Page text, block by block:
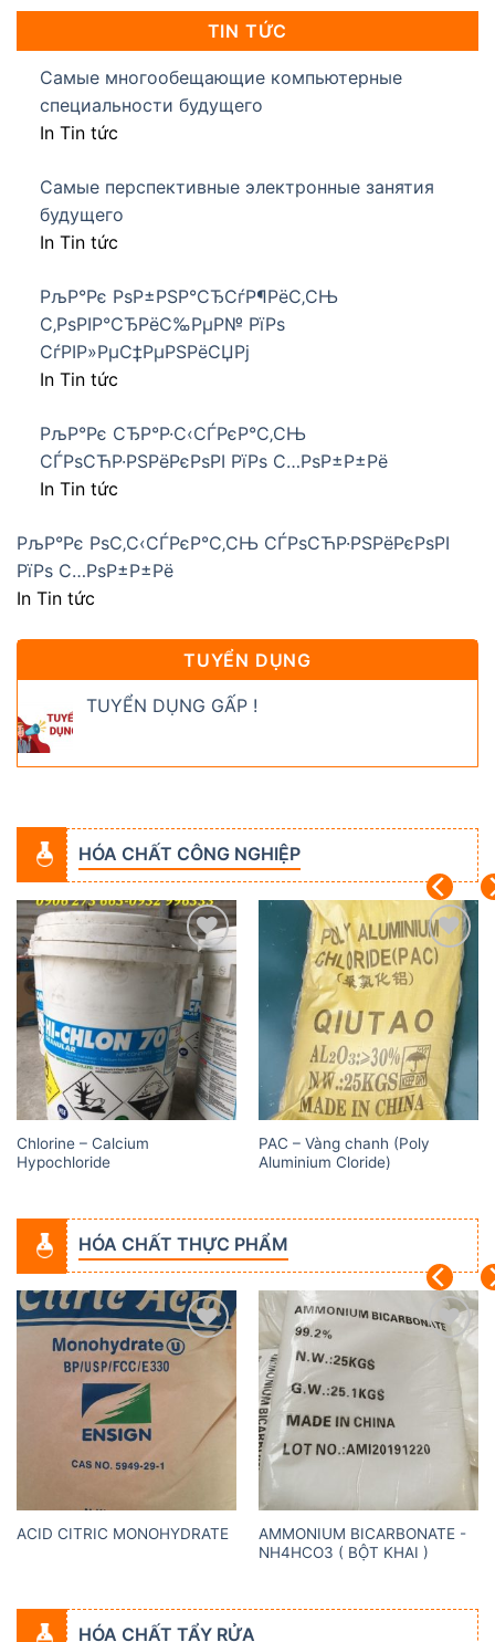
TIN TỨC
Самые многообещающие компьютерные
специальности будущего
In Tin tức
Самые перспективные электронные занятия
будущего
In Tin tức
РљР°Рє РѕР±РЅР°СЂСѓР¶РёС‚СЊ
С‚РѕРІР°СЂРёС‰РµР№ РїРѕ
СѓРІР»РµС‡РµРЅРёСЏРј
In Tin tức
РљР°Рє СЂР°Р·С‹СЃРєР°С‚СЊ
СЃРѕСЋР·РЅРёРєРѕРІ РїРѕ С…РѕР±Р±Рё
In Tin tức
РљР°Рє РѕС‚С‹СЃРєР°С‚СЊ СЃРѕСЋР·РЅРёРєРѕРІ
РїРѕ С…РѕР±Р±Рё
In Tin tức
TUYỂN DỤNG
TUYỂN DỤNG GẤP !
HÓA CHẤT CÔNG NGHIỆP
Add to
wishlist
Chlorine – Calcium
Hypochloride
Add to
wishlist
PAC – Vàng chanh (Poly
Aluminium Cloride)
HÓA CHẤT THỰC PHẨM
Add to
ACID CITRIC MONOHYDRATE
Add to
AMMONIUM BICARBONATE -
NH4HCO3 ( BỘT KHAI )
HÓA CHẤT TẨY RỬA